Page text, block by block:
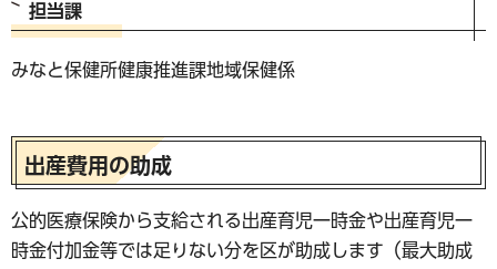
担当課
みなと保健所健康推進課地域保健係
出産費用の助成
公的医療保険から支給される出産育児一時金や出産育児一
時金付加金等では足りない分を区が助成します（最大助成